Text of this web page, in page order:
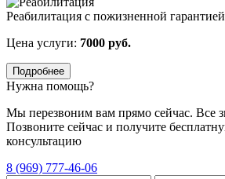
Реабилитация с пожизненной
Цена услуги: 7000 руб.
Подробнее
Нужна помощь?
Мы перезвоним вам прямо сейчас. Все
Позвоните сейчас и получите
консультацию
8 (969) 777-46-06